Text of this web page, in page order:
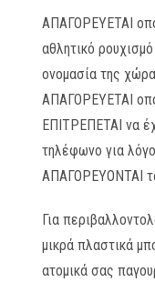
ΑΠΑΓΟΡΕΥΕΤΑΙ
αθλητικό
ονομασία της
ΑΠΑΓΟΡΕΥΕΤΑΙ
ΕΠΙΤΡΕΠΕΤΑΙ να
τηλέφωνο για
ΑΠΑΓΟΡΕΥΟΝΤΑΙ
Για
μικρά πλαστικά
ατομικά σας